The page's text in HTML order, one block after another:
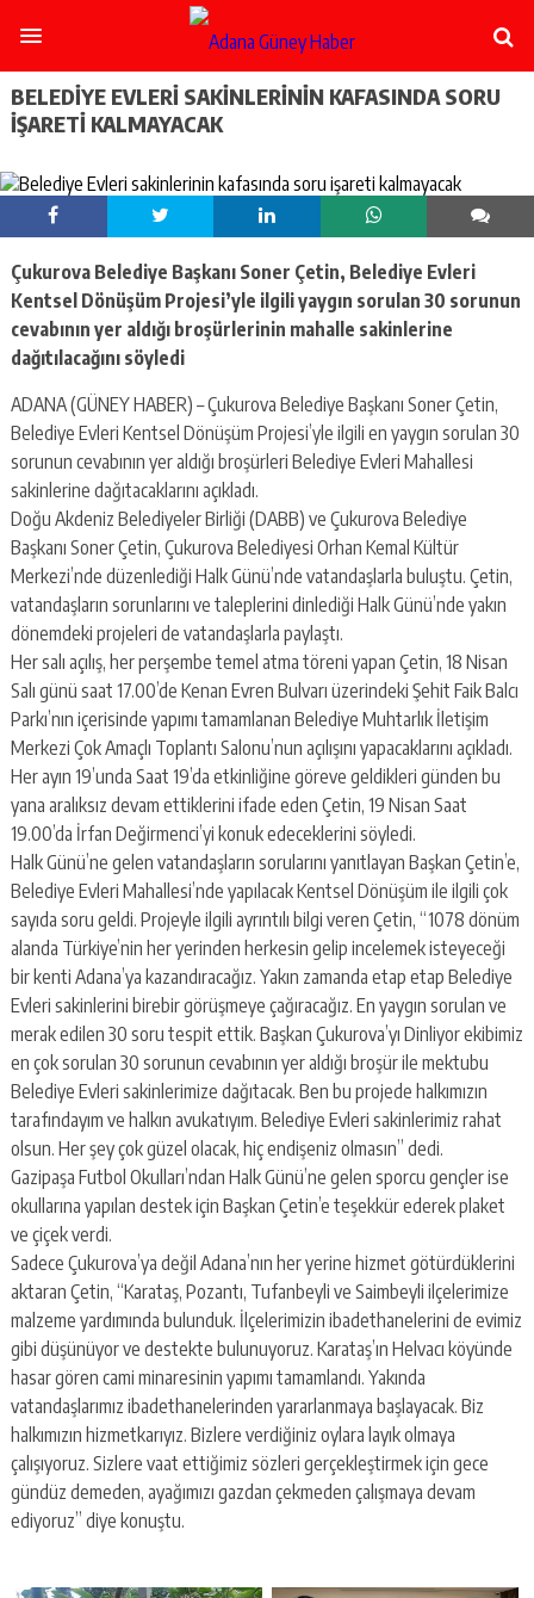
escort
ataşehir
escort
escort
-
ümraniye
escort
mecidiyeköy
escort
taksim
escort
beşiktaş
escort
kartal
escort
maltepe
escort
BELEDIYE EVLERI SAKINLERININ KAFASINDA SORU
IŞARETI KALMAYACAK
Çukurova Belediye Başkanı Soner Çetin, Belediye Evleri
Kentsel Dönüşüm Projesi’yle ilgili yaygın sorulan 30 sorunun
cevabının yer aldığı broşürlerinin mahalle sakinlerine
dağıtılacağını söyledi
ADANA (GÜNEY HABER) – Çukurova Belediye Başkanı Soner Çetin,
Belediye Evleri Kentsel Dönüşüm Projesi’yle ilgili en yaygın sorulan 30
sorunun cevabının yer aldığı broşürleri Belediye Evleri Mahallesi
sakinlerine dağıtacaklarını açıkladı.
Doğu Akdeniz Belediyeler Birliği (DABB) ve Çukurova Belediye
Başkanı Soner Çetin, Çukurova Belediyesi Orhan Kemal Kültür
Merkezi’nde düzenlediği Halk Günü’nde vatandaşlarla buluştu. Çetin,
vatandaşların sorunlarını ve taleplerini dinlediği Halk Günü’nde yakın
dönemdeki projeleri de vatandaşlarla paylaştı.
Her salı açılış, her perşembe temel atma töreni yapan Çetin, 18 Nisan
Salı günü saat 17.00’de Kenan Evren Bulvarı üzerindeki Şehit Faik Balcı
Parkı’nın içerisinde yapımı tamamlanan Belediye Muhtarlık İletişim
Merkezi Çok Amaçlı Toplantı Salonu’nun açılışını yapacaklarını açıkladı.
Her ayın 19’unda Saat 19’da etkinliğine göreve geldikleri günden bu
yana aralıksız devam ettiklerini ifade eden Çetin, 19 Nisan Saat
19.00’da İrfan Değirmenci’yi konuk edeceklerini söyledi.
Halk Günü’ne gelen vatandaşların sorularını yanıtlayan Başkan Çetin’e,
Belediye Evleri Mahallesi’nde yapılacak Kentsel Dönüşüm ile ilgili çok
sayıda soru geldi. Projeyle ilgili ayrıntılı bilgi veren Çetin, “1078 dönüm
alanda Türkiye’nin her yerinden herkesin gelip incelemek isteyeceği
bir kenti Adana’ya kazandıracağız. Yakın zamanda etap etap Belediye
Evleri sakinlerini birebir görüşmeye çağıracağız. En yaygın sorulan ve
merak edilen 30 soru tespit ettik. Başkan Çukurova’yı Dinliyor ekibimiz
en çok sorulan 30 sorunun cevabının yer aldığı broşür ile mektubu
Belediye Evleri sakinlerimize dağıtacak. Ben bu projede halkımızın
tarafındayım ve halkın avukatıyım. Belediye Evleri sakinlerimiz rahat
olsun. Her şey çok güzel olacak, hiç endişeniz olmasın” dedi.
Gazipaşa Futbol Okulları’ndan Halk Günü’ne gelen sporcu gençler ise
okullarına yapılan destek için Başkan Çetin’e teşekkür ederek plaket
ve çiçek verdi.
Sadece Çukurova’ya değil Adana’nın her yerine hizmet götürdüklerini
aktaran Çetin, “Karataş, Pozantı, Tufanbeyli ve Saimbeyli ilçelerimize
malzeme yardımında bulunduk. İlçelerimizin ibadethanelerini de evimiz
gibi düşünüyor ve destekte bulunuyoruz. Karataş’ın Helvacı köyünde
hasar gören cami minaresinin yapımı tamamlandı. Yakında
vatandaşlarımız ibadethanelerinden yararlanmaya başlayacak. Biz
halkımızın hizmetkarıyız. Bizlere verdiğiniz oylara layık olmaya
çalışıyoruz. Sizlere vaat ettiğimiz sözleri gerçekleştirmek için gece
gündüz demeden, ayağımızı gazdan çekmeden çalışmaya devam
ediyoruz” diye konuştu.